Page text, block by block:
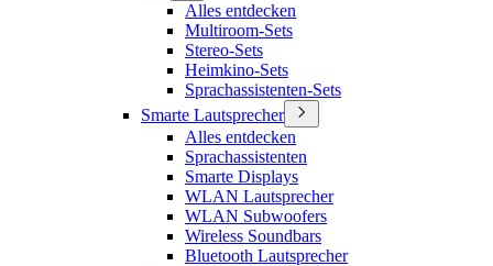
Alles entdecken
Multiroom-Sets
Stereo-Sets
Heimkino-Sets
Sprachassistenten-Sets
Smarte Lautsprecher
Alles entdecken
Sprachassistenten
Smarte Displays
WLAN Lautsprecher
WLAN Subwoofers
Wireless Soundbars
Bluetooth Lautsprecher